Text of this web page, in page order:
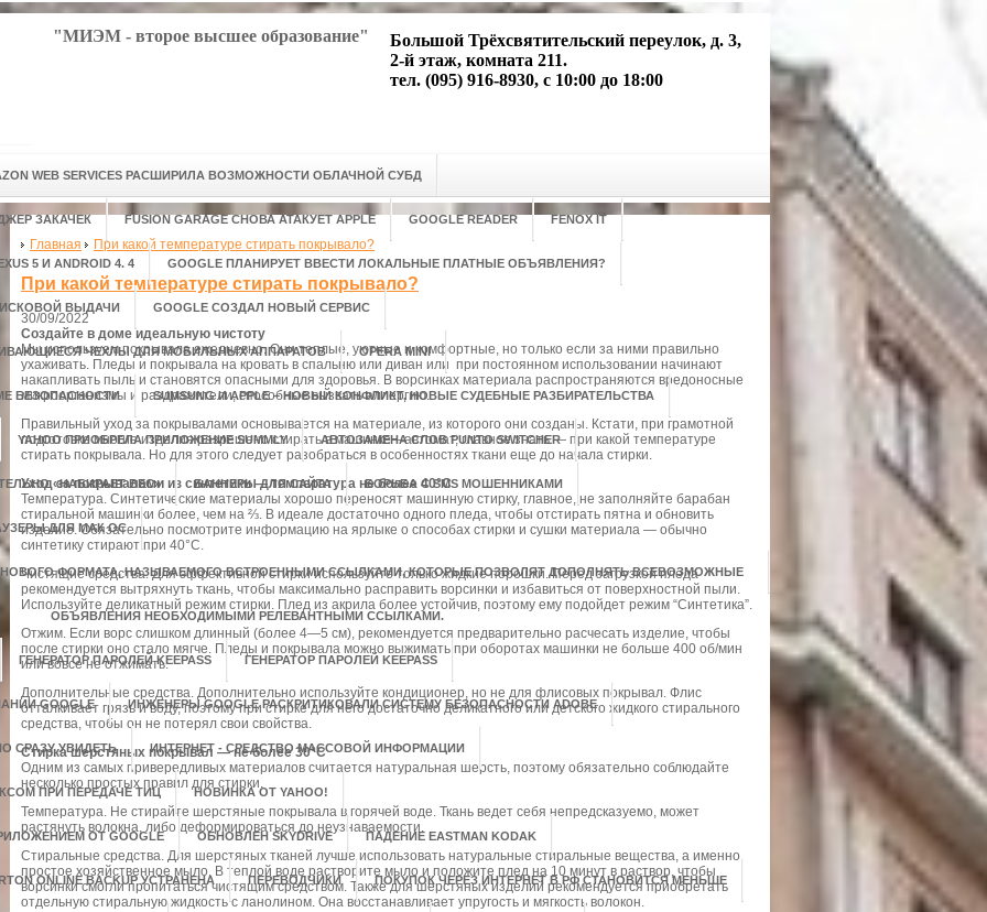
"МИЭМ - второе высшее образование"
Большой Трёхсвятительский переулок, д. 3,
2-й этаж, комната 211.
тел. (095) 916-8930, с 10:00 до 18:00
WEB SERVICES РАСШИРИЛА ВОЗМОЖНОСТИ ОБЛАЧНОЙ СУБД
ЗАКАЧЕК FUSION GARAGE СНОВА АТАКУЕТ APPLE GOOGLE READER FENOX IT
5 И ANDROID 4. 4 GOOGLE ПЛАНИРУЕТ ВВЕСТИ ЛОКАЛЬНЫЕ ПЛАТНЫЕ ОБЪЯВЛЕНИЯ?
ВЫДАЧИ GOOGLE СОЗДАЛ НОВЫЙ СЕРВИС
ЧЕХЛЫ ДЛЯ МОБИЛЬНЫХ АППАРАТОВ OPERA MINI
БЕЗОПАСНОСТИ SUMSUNG И APPLE – НОВЫЙ КОНФЛИКТ, НОВЫЕ СУДЕБНЫЕ РАЗБИРАТЕЛЬСТВА
YAHOO ПРИОБРЕЛА ПРИЛОЖЕНИЕ SUMMLY АВТОЗАМЕНА СЛОВ PUNTO SWITCHER
«НАБИРАЕТ ВЕС» БАННЕРЫ ДЛЯ САЙТА БОРЬБА С SMS МОШЕННИКАМИ
ДЛЯ МАК ОС
НОВОГО ФОРМАТА, НАЗЫВАЕМОГО ВСТРОЕННЫМИ ССЫЛКАМИ, КОТОРЫЕ ПОЗВОЛЯТ ДОПОЛНЯТЬ ВСЕВОЗМОЖНЫЕ
ОБЪЯВЛЕНИЯ НЕОБХОДИМЫМИ РЕЛЕВАНТНЫМИ ССЫЛКАМИ.
ГЕНЕРАТОР ПАРОЛЕЙ KEEPASS ГЕНЕРАТОР ПАРОЛЕЙ KEEPASS
GOOGLE ИНЖЕНЕРЫ GOOGLE РАСКРИТИКОВАЛИ СИСТЕМУ БЕЗОПАСНОСТИ ADOBE
СРАЗУ УВИДЕТЬ ИНТЕРНЕТ - СРЕДСТВО МАССОВОЙ ИНФОРМАЦИИ
ПРИ ПЕРЕДАЧЕ ТИЦ НОВИНКА ОТ YAHOO!
ОТ GOOGLE ОБНОВЛЕН SKYDRIVE ПАДЕНИЕ EASTMAN KODAK
ONLINE BACKUP УСТРАНЕНА ПЕРЕВОДЧИКИ ПОКУПОК ЧЕРЕЗ ИНТЕРНЕТ В РФ СТАНОВИТСЯ МЕНЬШЕ
Главная При какой температуре стирать покрывало?
При какой температуре стирать покрывало?
30/09/2022
Создайте в доме идеальную чистоту
Мы используем покрывала ежедневно. Они теплые, уютные и комфортные, но только если за ними правильно
ухаживать. Пледы и покрывала на кровать в спальню или диван или при постоянном использовании начинают
накапливать пыль и становятся опасными для здоровья. В ворсинках материала распространяются вредоносные
микроорганизмы и раздражители, способные вызвать аллергию.
Правильный уход за покрывалами основывается на материале, из которого они созданы. Кстати, при грамотной
подготовке многие изделия разрешено стирать в машинке—автомат, главное знать — при какой температуре
стирать покрывала. Но для этого следует разобраться в особенностях ткани еще до начала стирки.
Уход за покрывалами из синтетики — температура не более 40°С
Температура. Синтетические материалы хорошо переносят машинную стирку, главное, не заполняйте барабан
стиральной машинки более, чем на ⅔. В идеале достаточно одного пледа, чтобы отстирать пятна и обновить
изделие. Обязательно посмотрите информацию на ярлыке о способах стирки и сушки материала — обычно
синтетику стирают при 40°С.
Чистящие средства. Для эффективной стирки используйте только жидкие порошки. Перед загрузкой пледа
рекомендуется вытряхнуть ткань, чтобы максимально расправить ворсинки и избавиться от поверхностной пыли.
Используйте деликатный режим стирки. Плед из акрила более устойчив, поэтому ему подойдет режим “Синтетика”.
Отжим. Если ворс слишком длинный (более 4—5 см), рекомендуется предварительно расчесать изделие, чтобы
после стирки оно стало мягче. Пледы и покрывала можно выжимать при оборотах машинки не больше 400 об/мин
или вовсе не отжимать.
Дополнительные средства. Дополнительно используйте кондиционер, но не для флисовых покрывал. Флис
отталкивает грязь и воду, поэтому при стирке для него достаточно деликатного или детского жидкого стирального
средства, чтобы он не потерял свои свойства.
Стирка шерстяных покрывал — не более 30°С
Одним из самых привередливых материалов считается натуральная шерсть, поэтому обязательно соблюдайте
несколько простых правил для стирки.
Температура. Не стирайте шерстяные покрывала в горячей воде. Ткань ведет себя непредсказуемо, может
растянуть волокна, либо деформироваться до неузнаваемости.
Стиральные средства. Для шерстяных тканей лучше использовать натуральные стиральные вещества, а именно,
простое хозяйственное мыло. В теплой воде растворите мыло и положите плед на 10 минут в раствор, чтобы
ворсинки смогли пропитаться чистящим средством. Также для шерстяных изделий рекомендуется приобретать
отдельную стиральную жидкость с ланолином. Она восстанавливает упругость и мягкость волокон.